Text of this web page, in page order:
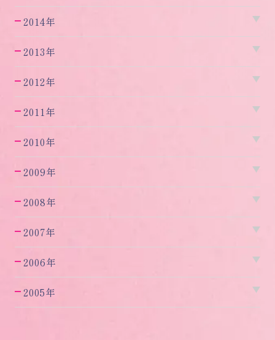
2014年
2013年
2012年
2011年
2010年
2009年
2008年
2007年
2006年
2005年